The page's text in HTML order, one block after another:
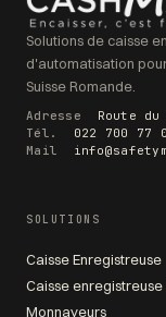
Solutions de caisse
d'automatisation
Suisse Romande.
Adresse
Route
Tél.
022 700 77
Mail
SOLUTIONS
Caisse Enregistreuse
Caisse
Monnayeurs